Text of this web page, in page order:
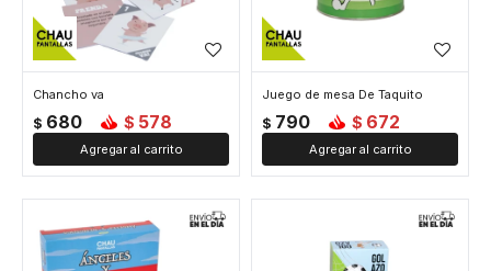
Chancho va
$ 680 $ 578
Juego de mesa De Taquito
$ 790 $ 672